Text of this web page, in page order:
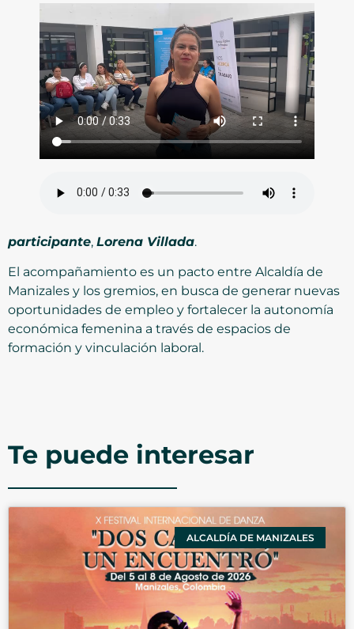
participante, Lorena Villada.
El acompañamiento es un pacto entre Alcaldía de
Manizales y los gremios, en busca de generar nuevas
oportunidades de empleo y fortalecer la autonomía
económica femenina a través de espacios de
formación y vinculación laboral.
Te puede interesar
ALCALDÍA DE MANIZALES